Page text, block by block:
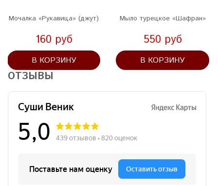
Мочалка «Рукавица» (джут)
160 руб
В КОРЗИНУ
Мыло турецкое «Шафран»
550 руб
В КОРЗИНУ
ОТЗЫВЫ